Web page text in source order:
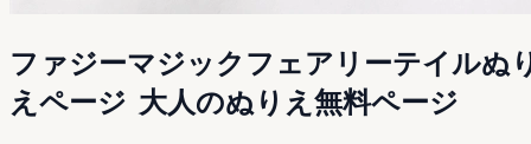
ファジーマジックフェアリーテイルぬ
えページ 大人のぬりえ無料ページ